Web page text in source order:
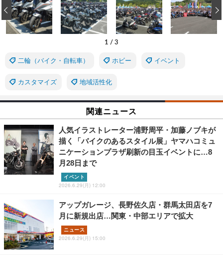
1 / 3
‹
二輪（バイク・自転車） ホビー イベント
カスタマイズ 地域活性化
関連ニュース
人気イラストレーター浦野周平・加藤ノブキが
描く「バイクのあるスタイル展」ヤマハコミュ
ニケーションプラザ刷新の目玉イベントに…8
月28日まで
イベント
2026.6.29(月) 12:00
アップガレージ、長野佐久店・群馬太田店を7
月に新規出店…関東・中部エリアで拡大
ニュース
2026.6.29(月) 15:00